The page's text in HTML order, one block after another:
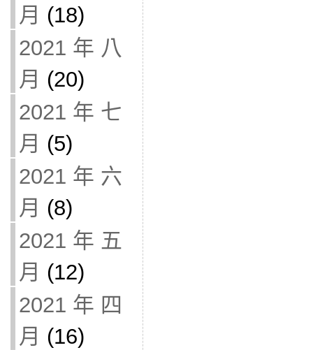
月 (18)
2021 年 八
月 (20)
2021 年 七
月 (5)
2021 年 六
月 (8)
2021 年 五
月 (12)
2021 年 四
月 (16)